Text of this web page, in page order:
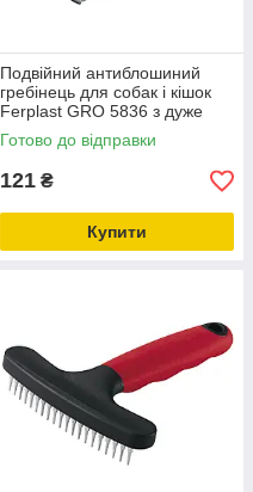
Подвійний антиблошиний
гребінець для собак і кішок
Ferplast GRO 5836 з дуже
частими зубцями
Готово до відправки
121 ₴
Купити